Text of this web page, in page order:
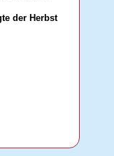
der Herbst